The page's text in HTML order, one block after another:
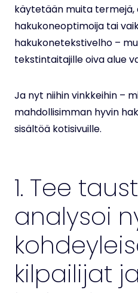
käytetään muita termejä,
hakukoneoptimoija tai
hakukonetekstivelho –
tekstintaitajille oiva alue
Ja nyt niihin vinkkeihin –
mahdollisimman hyvin
sisältöä kotisivuille.
1. Tee
analysoi
kilpailijat